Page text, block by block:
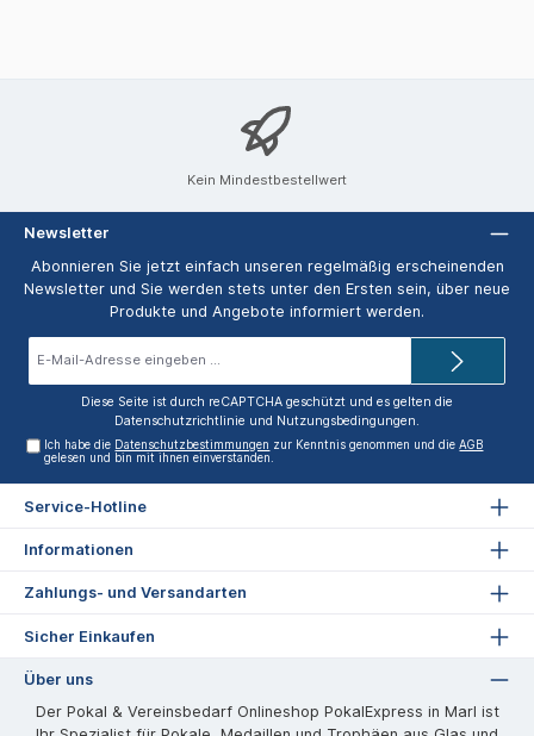
Kein Mindestbestellwert
Newsletter
Abonnieren Sie jetzt einfach unseren regelmäßig erscheinenden
Newsletter und Sie werden stets unter den Ersten sein, über neue
Produkte und Angebote informiert werden.
Diese Seite ist durch reCAPTCHA geschützt und es gelten die
Datenschutzrichtlinie und Nutzungsbedingungen.
Ich habe die Datenschutzbestimmungen zur Kenntnis genommen und dieAGB
gelesen und bin mit ihnen einverstanden.
Service-Hotline
Informationen
Zahlungs- und Versandarten
Sicher Einkaufen
Über uns
Der Pokal & Vereinsbedarf Onlineshop PokalExpress in Marl ist